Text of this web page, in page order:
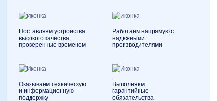
Поставляем устройства
высокого качества,
проверенные временем
Работаем напрямую с
надежными
производителями
Оказываем техническую
и информационную
поддержку
Выполняем
гарантийные
обязательства